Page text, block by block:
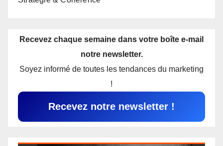
Recevez chaque semaine dans votre boîte e-mail
notre newsletter.
Soyez informé de toutes les tendances du marketing
!
Recevez notre newsletter !